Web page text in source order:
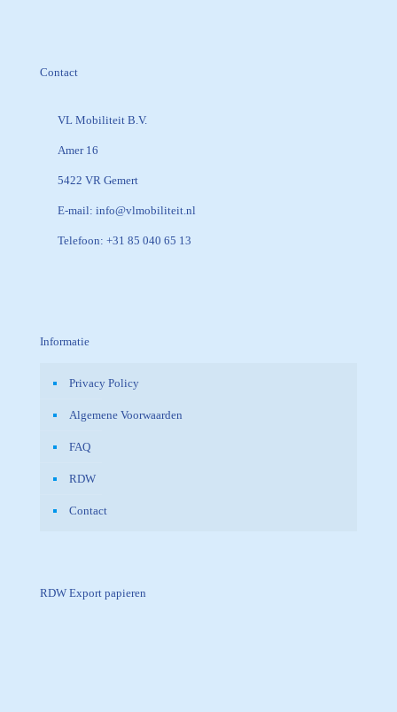
Contact
VL Mobiliteit B.V.
Amer 16
5422 VR Gemert
E-mail: info@vlmobiliteit.nl
Telefoon: +31 85 040 65 13
Informatie
Privacy Policy
Algemene Voorwaarden
FAQ
RDW
Contact
RDW Export papieren